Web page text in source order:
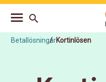
Go
navigation
Skip
BetallösningarKortinlösen